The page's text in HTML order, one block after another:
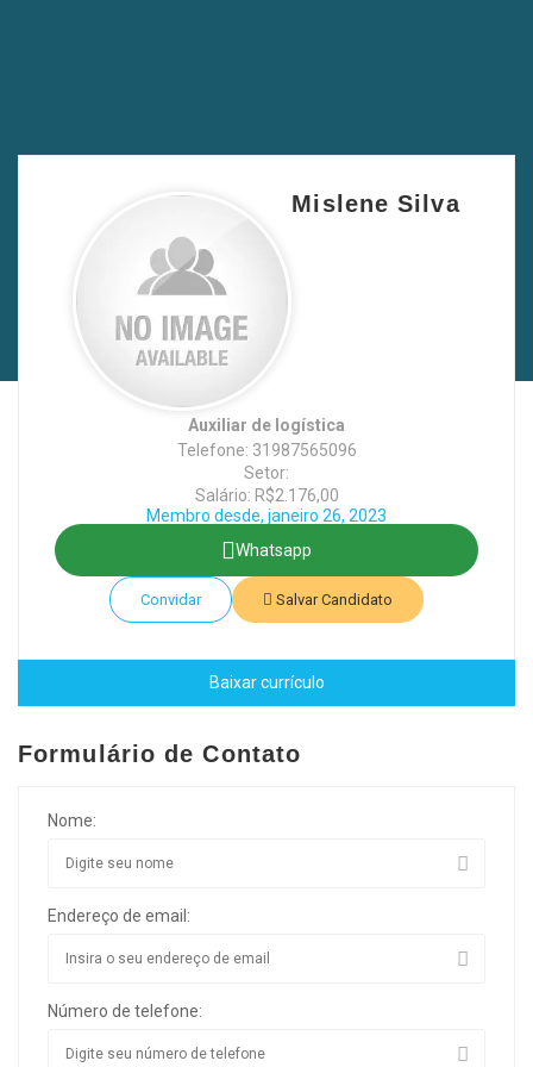
Mislene Silva
Auxiliar de logística
Telefone: 31987565096
Setor:
Salário: R$2.176,00
Membro desde, janeiro 26, 2023
Whatsapp
Convidar Salvar Candidato
Baixar currículo
Formulário de Contato
Nome:
Endereço de email:
Número de telefone: